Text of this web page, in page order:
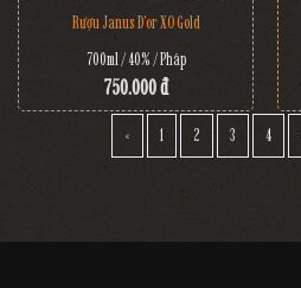
Rượu Janus D'or XO Gold
700ml / 40% / Pháp
750.000 đ
« 1 2 3 4